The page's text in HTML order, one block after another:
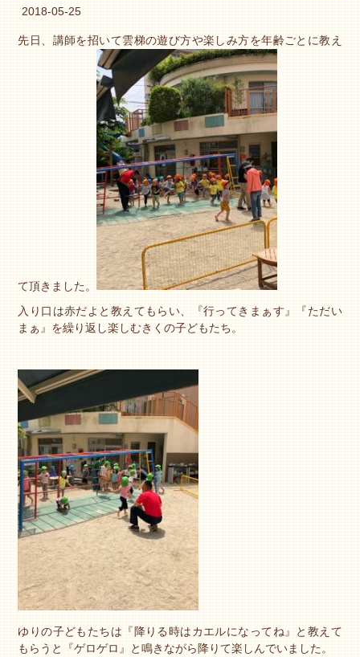
2018-05-25
先日、講師を招いて雲梯の遊び方や楽しみ方を年齢ごとに教え
て頂きました。
入り口は赤だよと教えてもらい、『行ってきまぁす』『ただい
まぁ』を繰り返し楽しむきくの子どもたち。
ゆりの子どもたちは『降りる時はカエルになってね』と教えて
もらうと『ゲロゲロ』と鳴きながら降りて楽しんでいました。